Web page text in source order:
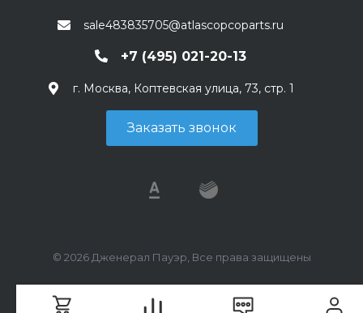
sale483835705@atlascopcoparts.ru
+7 (495) 021-20-13
г. Москва, Коптевская улица, 73, стр. 1
Заказать звонок
© 2026 Дженерал Пауэр, Все права защищены